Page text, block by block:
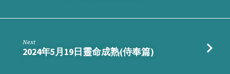
Next
2024年5月19日靈命成熟(侍奉篇)